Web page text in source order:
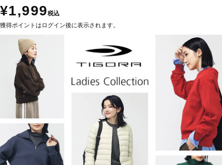
¥1,999税込
獲得ポイントはログイン後に表示されます。